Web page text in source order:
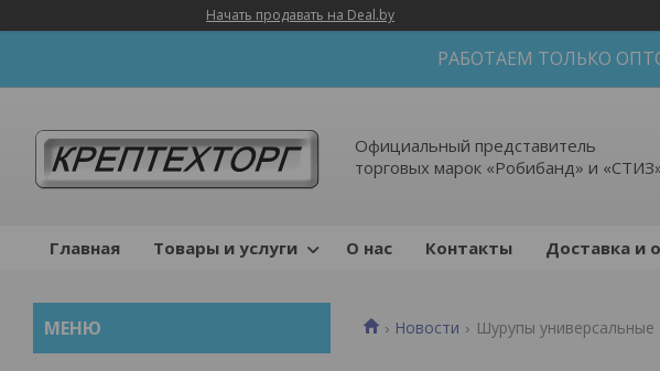
Начать продавать на Deal.by
РАБОТАЕМ ТОЛЬКО
Официальный представитель
торговых марок «Робибанд» и
Главная Товары и услуги О нас Контакты Доставка и
Новости Шурупы